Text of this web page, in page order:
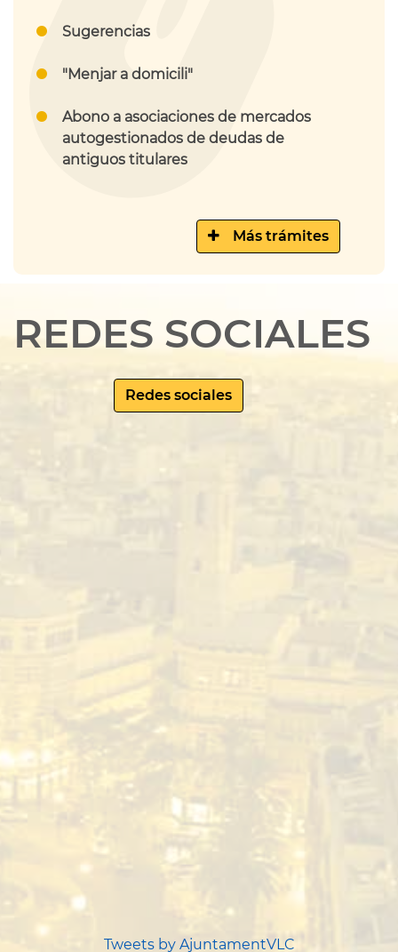
Sugerencias
"Menjar a domicili"
Abono a asociaciones de mercados
autogestionados de deudas de
antiguos titulares
Más trámites
REDES SOCIALES
Redes sociales
Tweets by AjuntamentVLC